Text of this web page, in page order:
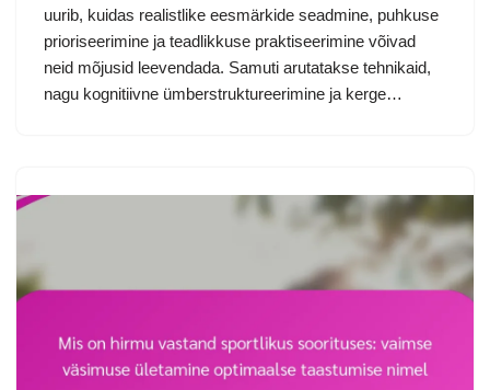
uurib, kuidas realistlike eesmärkide seadmine, puhkuse
prioriseerimine ja teadlikkuse praktiseerimine võivad
neid mõjusid leevendada. Samuti arutatakse tehnikaid,
nagu kognitiivne ümberstruktureerimine ja kerge…